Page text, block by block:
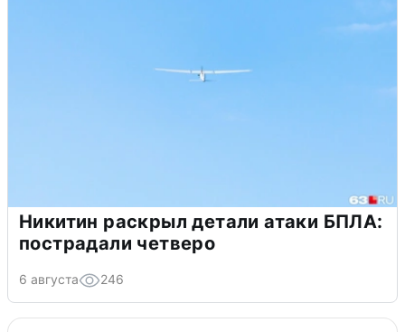
Никитин раскрыл детали атаки БПЛА:
пострадали четверо
6 августа 246